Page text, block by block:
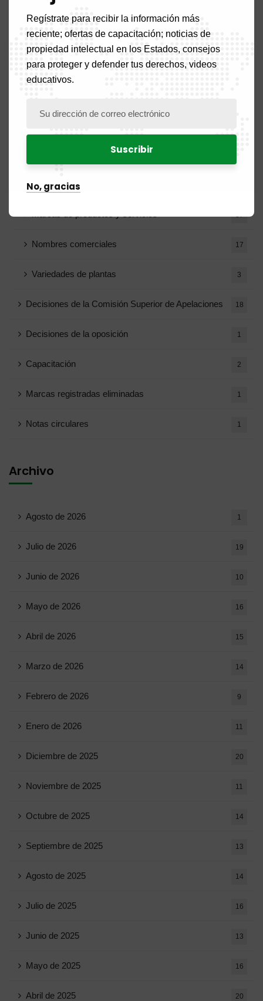
Aviso de contratación
Aviso de vacante
Blog
Diseños y modelos industriales
Indicaciones geográficas
37
Nombres comerciales 17
Variedades de plantas 3
Decisiones de la Comisión Superior de Apelaciones 18
Decisiones de la oposición 1
Capacitación 2
Marcas registradas eliminadas 1
Notas circulares 1
Archivo
Agosto de 2026 1
Julio de 2026 19
Junio ​​de 2026 10
Mayo de 2026 16
Abril de 2026 15
Marzo de 2026 14
Febrero de 2026 9
Enero de 2026 11
Diciembre de 2025 20
Noviembre de 2025 11
Octubre de 2025 14
Septiembre de 2025 13
Agosto de 2025 14
Julio de 2025 16
Junio ​​de 2025 13
Mayo de 2025 16
Abril de 2025 20
Regístrate para recibir la información más
reciente; ofertas de capacitación; noticias de
propiedad intelectual en los Estados, consejos
para proteger y defender tus derechos, videos
educativos.
No, gracias